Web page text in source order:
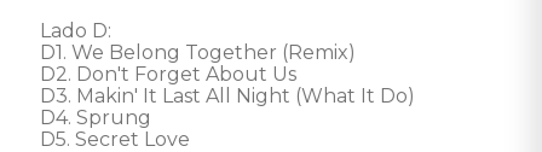
Lado D:
D1. We Belong Together (Remix)
D2. Don't Forget About Us
D3. Makin' It Last All Night (What It Do)
D4. Sprung
D5. Secret Love